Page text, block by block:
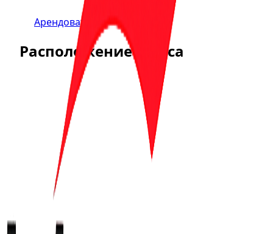
Арендовать
Расположение офиса